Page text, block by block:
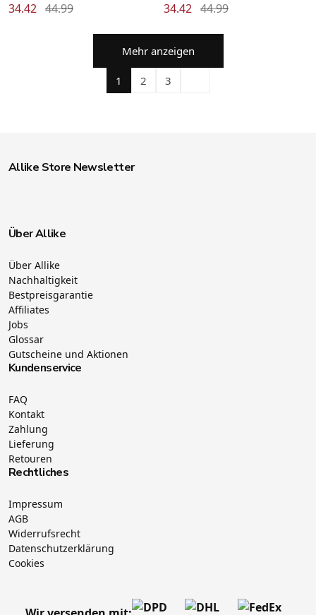
34.42 44.99 34.42 44.99
Mehr anzeigen
1 2 3
Allike Store Newsletter
Über Allike
Über Allike
Nachhaltigkeit
Bestpreisgarantie
Affiliates
Jobs
Glossar
Gutscheine und Aktionen
Kundenservice
FAQ
Kontakt
Zahlung
Lieferung
Retouren
Rechtliches
Impressum
AGB
Widerrufsrecht
Datenschutzerklärung
Cookies